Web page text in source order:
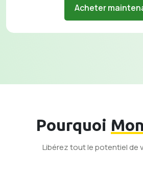
Acheter
Pourquoi
Libérez tout le potentiel de